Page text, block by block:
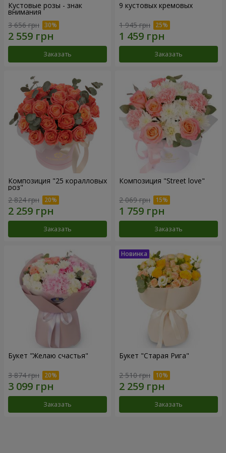
Кустовые розы - знак
внимания
3 656 грн
Заказать
9 кустовых кремовых
1 945 грн
Заказать
Композиция "25 коралловых
роз"
2 824 грн
Заказать
Композиция "Street love"
2 069 грн
Заказать
Букет "Желаю счастья"
3 874 грн
Заказать
Букет "Старая Рига"
2 510 грн
Заказать